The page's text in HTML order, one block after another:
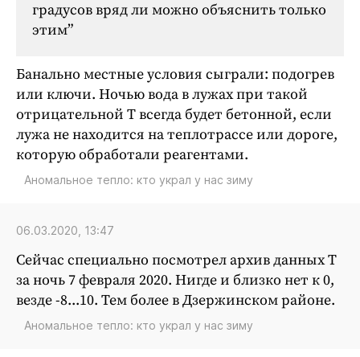
Блоги
Медиаперсона
Интересное чтиво
Клиника года
Бренд года
Работодатель года
градусов вряд ли можно объяснить только
этим”
Банально местные условия сыграли: подогрев
или ключи. Ночью вода в лужах при такой
отрицательной Т всегда будет бетонной, если
лужа не находится на теплотрассе или дороге,
которую обработали реагентами.
Аномальное тепло: кто украл у нас зиму
06.03.2020, 13:47
Сейчас специально посмотрел архив данных Т
за ночь 7 февраля 2020. Нигде и близко нет к 0,
везде -8...10. Тем более в Дзержинском районе.
Аномальное тепло: кто украл у нас зиму